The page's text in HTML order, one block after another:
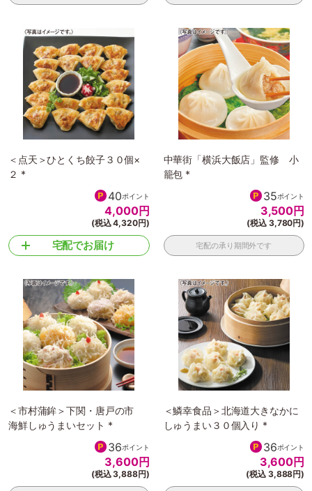
＜点天＞ひとくち餃子３０個×
２ *
40ポイント
4,000円
(税込 4,320円)
宅配でお届け
中華街「横浜大飯店」監修 小
籠包 *
35ポイント
3,500円
(税込 3,780円)
宅配の承り期間外です
＜市村蒲鉾＞下関・唐戸の市
海鮮しゅうまいセット *
36ポイント
3,600円
(税込 3,888円)
＜鱗幸食品＞北海道大きなかに
しゅうまい３０個入り *
36ポイント
3,600円
(税込 3,888円)